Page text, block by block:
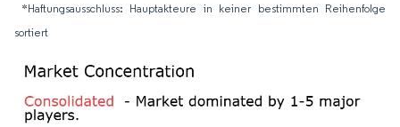
*Haftungsausschluss: Hauptakteure in keiner bestimmten Reihenfolge
sortiert